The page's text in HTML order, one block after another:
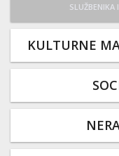
SLUŽBENIKA
KULTURNE